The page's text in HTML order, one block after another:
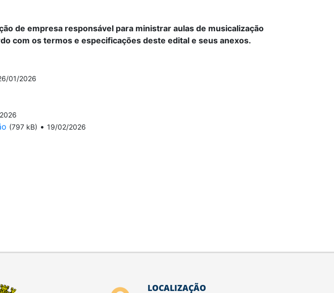
de empresa responsável para ministrar aulas de musicalização
com os termos e especificações deste edital e seus anexos.
01/2026
(797 kB) • 19/02/2026
LOCALIZAÇÃO